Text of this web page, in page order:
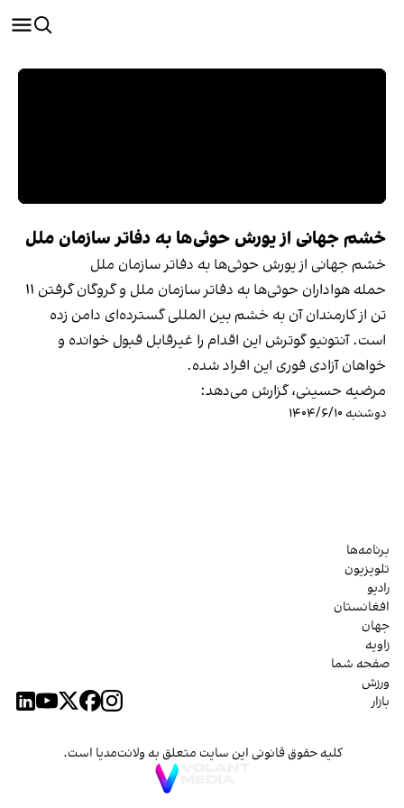
خشم جهانی از یورش حوثی‌ها به دفاتر سازمان ملل
خشم جهانی از یورش حوثی‌ها به دفاتر سازمان ملل
حمله هواداران حوثی‌ها به دفاتر سازمان ملل و گروگان گرفتن‌ ۱۱
تن از کارمندان آن به خشم بین المللی گسترده‌‌ای دامن زده
است. آنتونیو گوترش این اقدام را غیرقابل قبول خوانده و
خواهان آزادی فوری این افراد شده‌.
مرضیه حسینی، گزارش می‌دهد:
دوشنبه ۱۴۰۴/۶/۱۰
برنامه‌ها
تلویزیون
رادیو
افغانستان
جهان
زاویه
صفحه شما
ورزش
بازار
کلیه حقوق قانونی این سایت متعلق به ولانت‌مدیا است.